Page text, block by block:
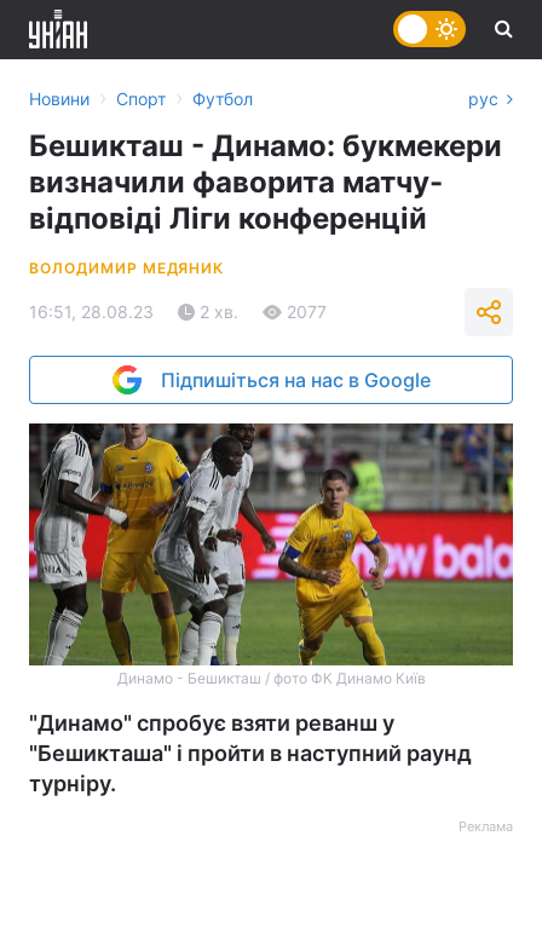
Новини › Спорт › Футбол рус
Бешикташ - Динамо: букмекери
визначили фаворита матчу-
відповіді Ліги конференцій
ВОЛОДИМИР МЕДЯНИК
16:51, 28.08.23 2 хв. 2077
Підпишіться на нас в Google
Динамо - Бешикташ / фото ФК Динамо Київ
"Динамо" спробує взяти реванш у
"Бешикташа" і пройти в наступний раунд
турніру.
Реклама